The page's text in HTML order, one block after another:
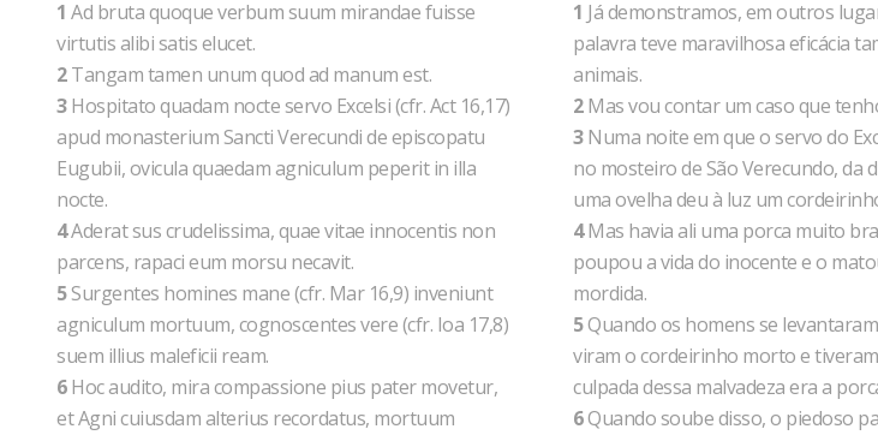
1 Ad bruta quoque verbum suum mirandae fuisse
virtutis alibi satis elucet.
2Tangam tamen unum quod ad manum est.
3Hospitato quadam nocte servo Excelsi (cfr. Act 16,17)
apud monasterium Sancti Verecundi de episcopatu
Eugubii, ovicula quaedam agniculum peperit in illa
nocte.
4Aderat sus crudelissima, quae vitae innocentis non
parcens, rapaci eum morsu necavit.
5Surgentes homines mane (cfr. Mar 16,9) inveniunt
agniculum mortuum, cognoscentes vere (cfr. Ioa 17,8)
suem illius maleficii ream.
6Hoc audito, mira compassione pius pater movetur,
et Agni cuiusdam alterius recordatus, mortuum
1 Já demonstramos, em outros
palavra teve maravilhosa eficácia
animais.
2Mas vou contar um caso que
3Numa noite em que o servo do
no mosteiro de São Verecundo, da
uma ovelha deu à luz um
4Mas havia ali uma porca muito
poupou a vida do inocente e o
mordida.
5Quando os homens se
viram o cordeirinho morto e
culpada dessa malvadeza era a
6Quando soube disso, o piedoso